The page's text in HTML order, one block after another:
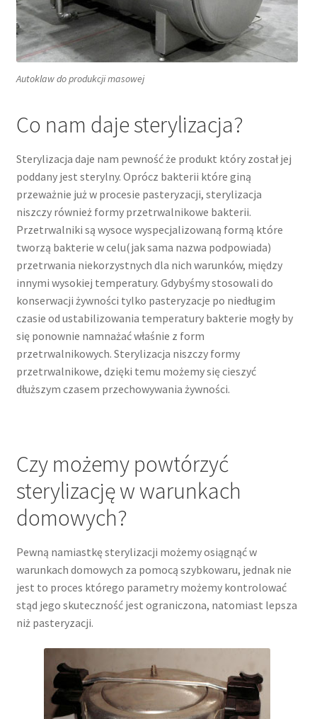
Autoklaw do produkcji masowej
Co nam daje sterylizacja?
Sterylizacja daje nam pewność że produkt który został jej
poddany jest sterylny. Oprócz bakterii które giną
przeważnie już w procesie pasteryzacji, sterylizacja
niszczy również formy przetrwalnikowe bakterii.
Przetrwalniki są wysoce wyspecjalizowaną formą które
tworzą bakterie w celu(jak sama nazwa podpowiada)
przetrwania niekorzystnych dla nich warunków, między
innymi wysokiej temperatury. Gdybyśmy stosowali do
konserwacji żywności tylko pasteryzacje po niedługim
czasie od ustabilizowania temperatury bakterie mogły by
się ponownie namnażać właśnie z form
przetrwalnikowych. Sterylizacja niszczy formy
przetrwalnikowe, dzięki temu możemy się cieszyć
dłuższym czasem przechowywania żywności.
Czy możemy powtórzyć
sterylizację w warunkach
domowych?
Pewną namiastkę sterylizacji możemy osiągnąć w
warunkach domowych za pomocą szybkowaru, jednak nie
jest to proces którego parametry możemy kontrolować
stąd jego skuteczność jest ograniczona, natomiast lepsza
niż pasteryzacji.